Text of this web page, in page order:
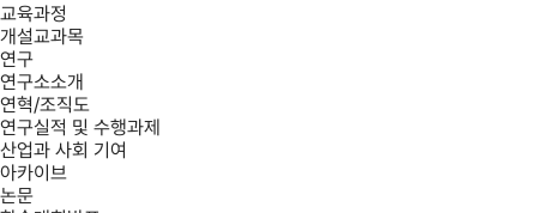
교육과정
개설교과목
연구
연구소소개
연혁/조직도
연구실적 및 수행과제
산업과 사회 기여
아카이브
논문